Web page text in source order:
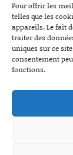
Pour offrir les
telles que les
appareils. Le fait
traiter des
uniques sur ce
consentement
fonctions.
SCP
26 B,
74160
Tél. :04 50